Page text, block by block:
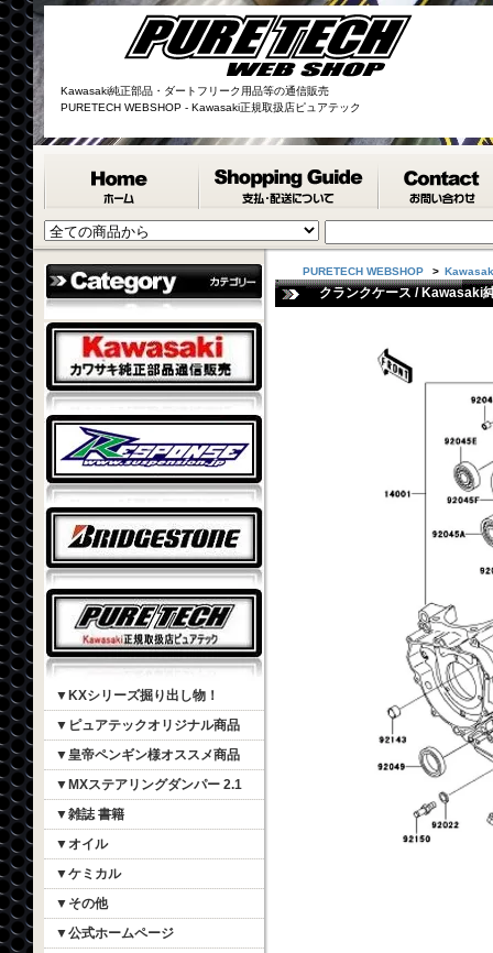
Kawasaki純正部品・ダートフリーク用品等の通信販売
PURETECH WEBSHOP - Kawasaki正規取扱店ピュアテック
▼KXシリーズ掘り出し物！
▼ピュアテックオリジナル商品
▼皇帝ペンギン様オススメ商品
▼MXステアリングダンパー 2.1
▼雑誌 書籍
▼オイル
▼ケミカル
▼その他
▼公式ホームページ
PURETECH WEBSHOP >
クランクケース / Kawasaki